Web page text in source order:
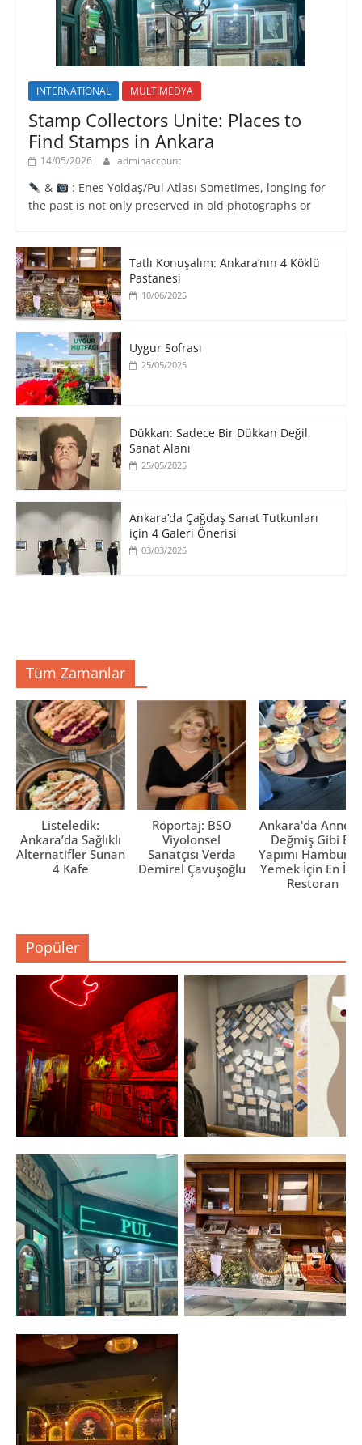
INTERNATIONAL MULTİMEDYA
Stamp Collectors Unite: Places to
Find Stamps in Ankara
14/05/2026 adminaccount
&
: Enes Yoldaş/Pul Atlası Sometimes, longing for
the past is not only preserved in old photographs or
Tatlı Konuşalım: Ankara’nın 4 Köklü
Pastanesi
10/06/2025
Uygur Sofrası
25/05/2025
​Dükkan: Sadece Bir Dükkan Değil,
Sanat Alanı
25/05/2025
Ankara’da Çağdaş Sanat Tutkunları
için 4 Galeri Önerisi
03/03/2025
Tüm Zamanlar
Listeledik:
Ankara’da Sağlıklı
Alternatifler Sunan
4 Kafe
Röportaj: BSO
Viyolonsel
Sanatçısı Verda
Demirel Çavuşoğlu
Ankara'da Anne
Değmiş Gibi Ev
Yapımı
Yemek İçin En İyi
Restoran
Popüler